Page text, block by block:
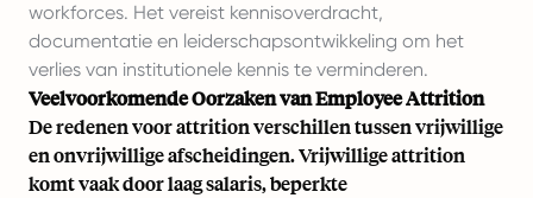
workforces. Het vereist kennisoverdracht,
documentatie en leiderschapsontwikkeling om het
verlies van institutionele kennis te verminderen.
Veelvoorkomende Oorzaken van Employee Attrition
De redenen voor attrition verschillen tussen vrijwillige
en onvrijwillige afscheidingen. Vrijwillige attrition
komt vaak door laag salaris, beperkte